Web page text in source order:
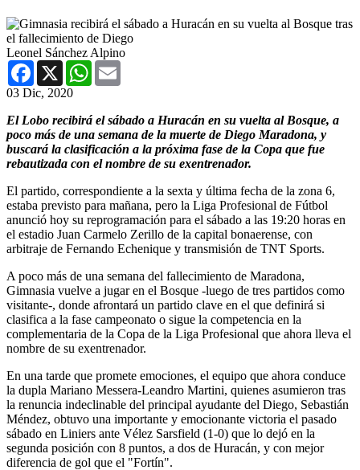
Leonel Sánchez Alpino
Facebook
X WhatsApp
03 Dic, 2020
El Lobo recibirá el sábado a Huracán en su vuelta al Bosque, a
poco más de una semana de la muerte de Diego Maradona, y
buscará la clasificación a la próxima fase de la Copa que fue
rebautizada con el nombre de su exentrenador.
El partido, correspondiente a la sexta y última fecha de la zona 6,
estaba previsto para mañana, pero la Liga Profesional de Fútbol
anunció hoy su reprogramación para el sábado a las 19:20 horas en
el estadio Juan Carmelo Zerillo de la capital bonaerense, con
arbitraje de Fernando Echenique y transmisión de TNT Sports.
A poco más de una semana del fallecimiento de Maradona,
Gimnasia vuelve a jugar en el Bosque -luego de tres partidos como
visitante-, donde afrontará un partido clave en el que definirá si
clasifica a la fase campeonato o sigue la competencia en la
complementaria de la Copa de la Liga Profesional que ahora lleva el
nombre de su exentrenador.
En una tarde que promete emociones, el equipo que ahora conduce
la dupla Mariano Messera-Leandro Martini, quienes asumieron tras
la renuncia indeclinable del principal ayudante del Diego, Sebastián
Méndez, obtuvo una importante y emocionante victoria el pasado
sábado en Liniers ante Vélez Sarsfield (1-0) que lo dejó en la
segunda posición con 8 puntos, a dos de Huracán, y con mejor
diferencia de gol que el "Fortín".